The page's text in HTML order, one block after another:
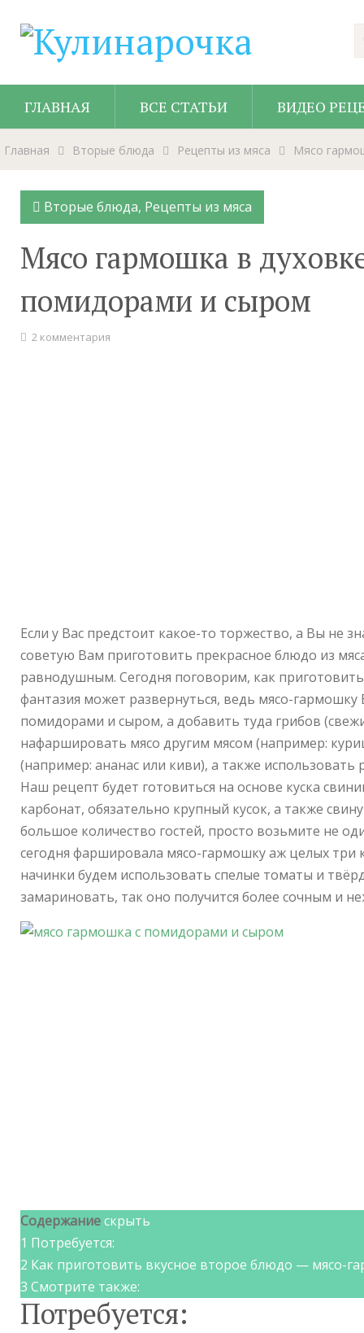
ГЛАВНАЯ ВСЕ СТАТЬИ ВИДЕО
Главная Вторые блюда Рецепты из мяса Мясо
Вторые блюда, Рецепты из мяса
Мясо гармошка в
помидорами и сыром
2 комментария
Если у Вас предстоит какое-то торжество, а Вы не
советую Вам приготовить прекрасное блюдо из
равнодушным. Сегодня поговорим, как
фантазия может развернуться, ведь мясо-
помидорами и сыром, а добавить туда грибов
нафаршировать мясо другим мясом (например:
(например: ананас или киви), а также использовать
Наш рецепт будет готовиться на основе куска
карбонат, обязательно крупный кусок, а также
большое количество гостей, просто возьмите не
сегодня фаршировала мясо-гармошку аж целых три
начинки будем использовать спелые томаты и
замариновать, так оно получится более сочным и
Содержаниескрыть
1 Потребуется:
2 Как приготовить вкусное второе блюдо — мясо-
3 Смотрите также:
Потребуется: